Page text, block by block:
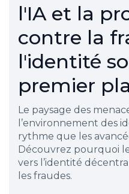
l'IA et la
contre la
l'identité
premier
Le paysage des
l’environnement des
rythme que les
Découvrez pourquoi
vers l’identité
les fraudes.